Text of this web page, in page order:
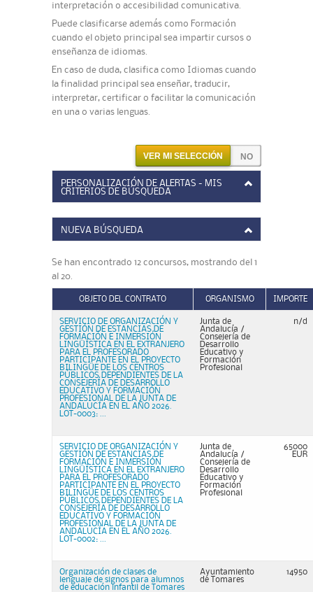
interpretación o accesibilidad comunicativa.
Puede clasificarse además como Formación
cuando el objeto principal sea impartir cursos o
enseñanza de idiomas.
En caso de duda, clasifica como Idiomas cuando
la finalidad principal sea enseñar, traducir,
interpretar, certificar o facilitar la comunicación
en una o varias lenguas.
VER MI SELECCIÓN
PERSONALIZACIÓN DE ALERTAS - MIS
CRITERIOS DE BÚSQUEDA
NUEVA BÚSQUEDA
Se han encontrado 12 concursos, mostrando del 1
al 20.
OBJETO DEL CONTRATO ORGANISMO IMPORTE
SERVICIO DE ORGANIZACIÓN Y
GESTIÓN DE ESTANCIAS DE
FORMACIÓN E INMERSIÓN
LINGÜÍSTICA EN EL EXTRANJERO
PARA EL PROFESORADO
PARTICIPANTE EN EL PROYECTO
BILINGÜE DE LOS CENTROS
PÚBLICOS DEPENDIENTES DE LA
CONSEJERÍA DE DESARROLLO
EDUCATIVO Y FORMACIÓN
PROFESIONAL DE LA JUNTA DE
ANDALUCÍA EN EL AÑO 2026.
LOT-0003: ...
Junta de
Andalucía /
Consejería de
Desarrollo
Educativo y
Formación
Profesional
n/d
SERVICIO DE ORGANIZACIÓN Y
GESTIÓN DE ESTANCIAS DE
FORMACIÓN E INMERSIÓN
LINGÜÍSTICA EN EL EXTRANJERO
PARA EL PROFESORADO
PARTICIPANTE EN EL PROYECTO
BILINGÜE DE LOS CENTROS
PÚBLICOS DEPENDIENTES DE LA
CONSEJERÍA DE DESARROLLO
EDUCATIVO Y FORMACIÓN
PROFESIONAL DE LA JUNTA DE
ANDALUCÍA EN EL AÑO 2026.
LOT-0002: ...
Junta de
Andalucía /
Consejería de
Desarrollo
Educativo y
Formación
Profesional
65000
EUR
Organización de clases de
lenguaje de signos para alumnos
de educación infantil de Tomares
Ayuntamiento
de Tomares
14950